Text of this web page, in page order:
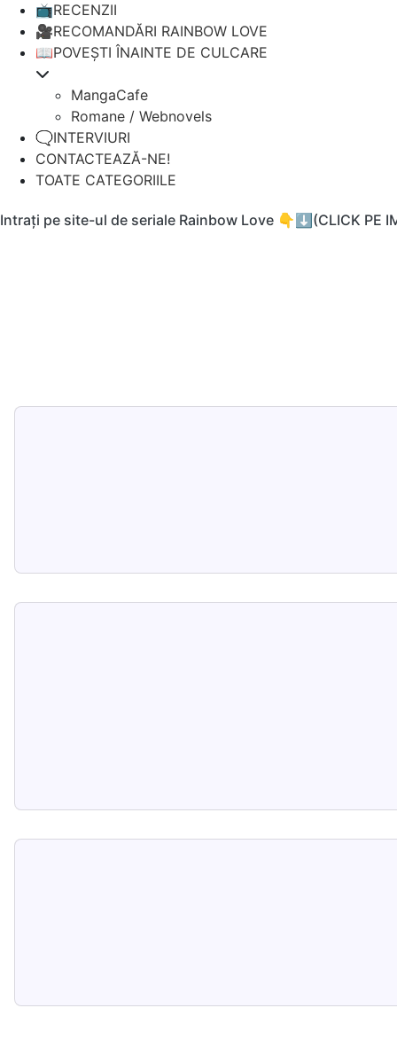
📺RECENZII
🎥RECOMANDĂRI RAINBOW LOVE
📖POVEȘTI ÎNAINTE DE CULCARE
MangaCafe
Romane / Webnovels
🗨️INTERVIURI
CONTACTEAZĂ-NE!
TOATE CATEGORIILE
Intrați pe site-ul de seriale Rainbow Love 👇⬇️(CLICK PE